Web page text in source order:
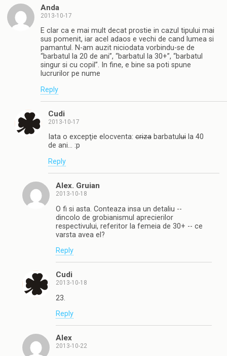
Anda
2013-10-17
E clar ca e mai mult decat prostie in cazul tipului mai
sus pomenit, iar acel adaos e vechi de cand lumea si
pamantul. N-am auzit niciodata vorbindu-se de
“barbatul la 20 de ani”, “barbatul la 30+”, “barbatul
singur si cu copil”. In fine, e bine sa poti spune
lucrurilor pe nume
Reply
Cudi
2013-10-17
Iata o excepţie elocventa: criza barbatul ui la 40
de ani… :p
Reply
Alex. Gruian
2013-10-18
O fi si asta. Conteaza insa un detaliu --
dincolo de grobianismul aprecierilor
respectivului, referitor la femeia de 30+ -- ce
varsta avea el?
Reply
Cudi
2013-10-18
23.
Reply
Alex
2013-10-22